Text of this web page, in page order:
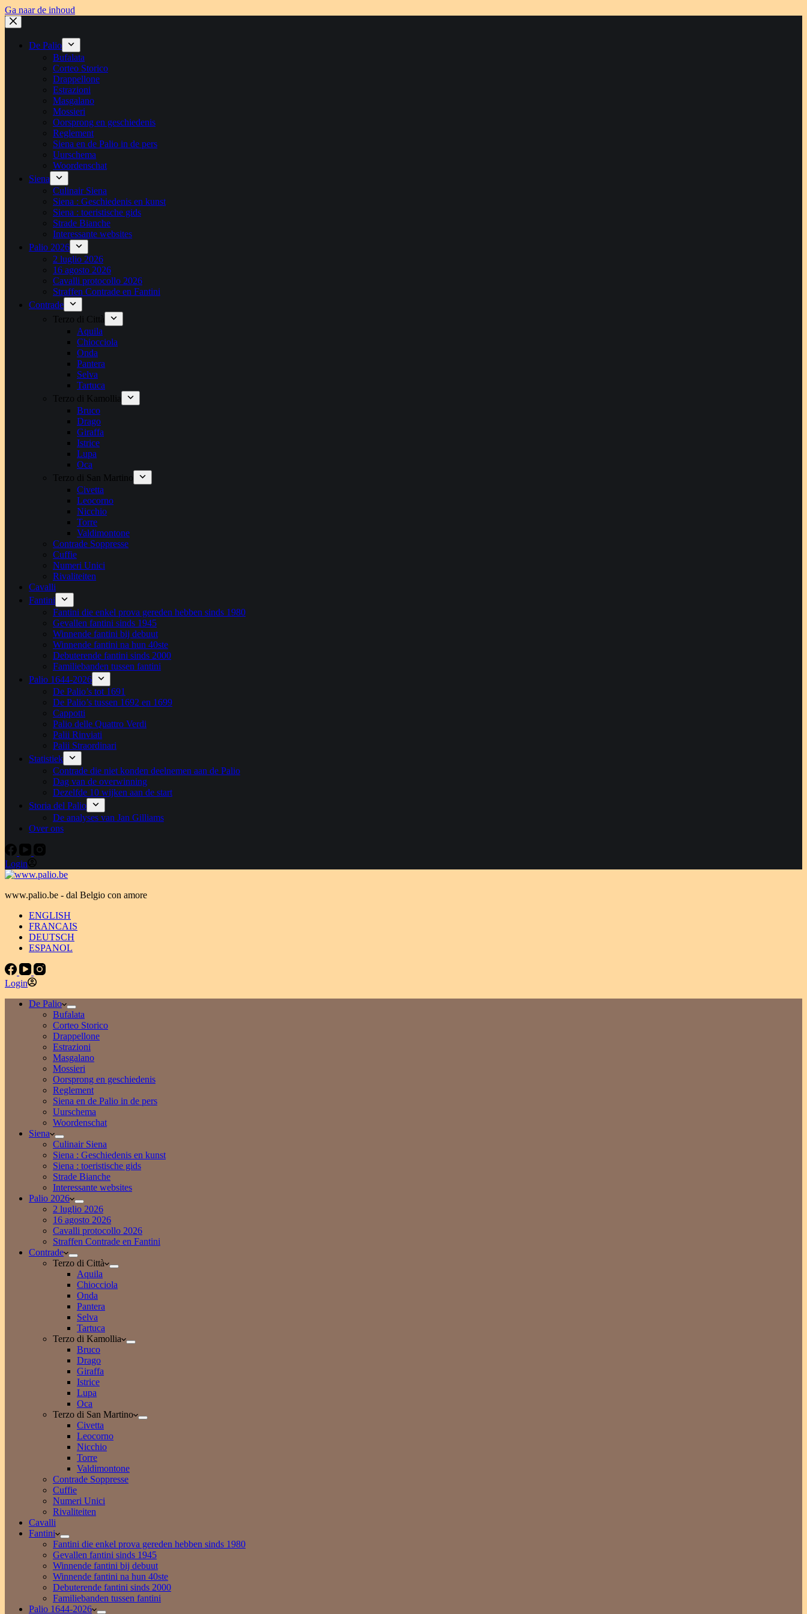
Ga naar de inhoud
De Palio
Bufalata
Corteo Storico
Drappellone
Estrazioni
Masgalano
Mossieri
Oorsprong en geschiedenis
Reglement
Siena en de Palio in de pers
Uurschema
Woordenschat
Siena
Culinair Siena
Siena : Geschiedenis en kunst
Siena : toeristische gids
Strade Bianche
Interessante websites
Palio 2026
2 luglio 2026
16 agosto 2026
Cavalli protocollo 2026
Straffen Contrade en Fantini
Contrade
Terzo di Città
Aquila
Chiocciola
Onda
Pantera
Selva
Tartuca
Terzo di Kamollia
Bruco
Drago
Giraffa
Istrice
Lupa
Oca
Terzo di San Martino
Civetta
Leocorno
Nicchio
Torre
Valdimontone
Contrade Soppresse
Cuffie
Numeri Unici
Rivaliteiten
Cavalli
Fantini
Fantini die enkel prova gereden hebben sinds 1980
Gevallen fantini sinds 1945
Winnende fantini bij debuut
Winnende fantini na hun 40ste
Debuterende fantini sinds 2000
Familiebanden tussen fantini
Palio 1644-2026
De Palio’s tot 1691
De Palio’s tussen 1692 en 1699
Cappotti
Palio delle Quattro Verdi
Palii Rinviati
Palii Straordinari
Statistiek
Contrade die niet konden deelnemen aan de Palio
Dag van de overwinning
Dezelfde 10 wijken aan de start
Storia del Palio
De analyses van Jan Gilliams
Over ons
Login
www.palio.be - dal Belgio con amore
ENGLISH
FRANCAIS
DEUTSCH
ESPANOL
Login
De Palio
Bufalata
Corteo Storico
Drappellone
Estrazioni
Masgalano
Mossieri
Oorsprong en geschiedenis
Reglement
Siena en de Palio in de pers
Uurschema
Woordenschat
Siena
Culinair Siena
Siena : Geschiedenis en kunst
Siena : toeristische gids
Strade Bianche
Interessante websites
Palio 2026
2 luglio 2026
16 agosto 2026
Cavalli protocollo 2026
Straffen Contrade en Fantini
Contrade
Terzo di Città
Aquila
Chiocciola
Onda
Pantera
Selva
Tartuca
Terzo di Kamollia
Bruco
Drago
Giraffa
Istrice
Lupa
Oca
Terzo di San Martino
Civetta
Leocorno
Nicchio
Torre
Valdimontone
Contrade Soppresse
Cuffie
Numeri Unici
Rivaliteiten
Cavalli
Fantini
Fantini die enkel prova gereden hebben sinds 1980
Gevallen fantini sinds 1945
Winnende fantini bij debuut
Winnende fantini na hun 40ste
Debuterende fantini sinds 2000
Familiebanden tussen fantini
Palio 1644-2026